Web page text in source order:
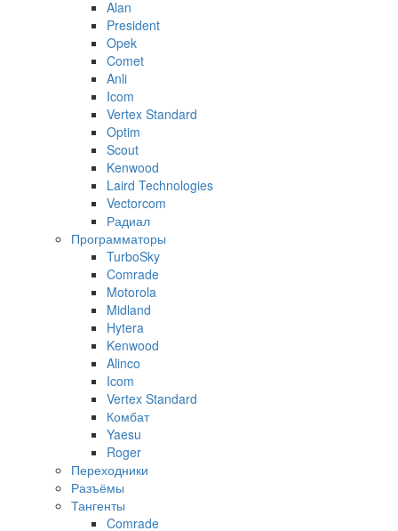
Alan
President
Opek
Comet
Anli
Icom
Vertex Standard
Optim
Scout
Kenwood
Laird Technologies
Vectorcom
Радиал
Программаторы
TurboSky
Comrade
Motorola
Midland
Hytera
Kenwood
Alinco
Icom
Vertex Standard
Комбат
Yaesu
Roger
Переходники
Разъёмы
Тангенты
Comrade